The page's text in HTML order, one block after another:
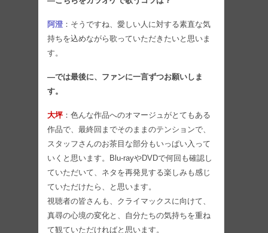
阿澄 ：そうですね、愛しい人に対する素直な気
持ちを込めながら歌っていただきたいと思いま
す。
―では最後に、ファンに一言ずつお願いしま
す。
大坪：色んな作品へのオマージュがとてもある
作品で、最終回までそのままのテンションで、
スタッフさんのお茶目な部分もいっぱい入って
いくと思います。Blu-rayやDVDで何回も確認し
ていただいて、ネタを再発見する楽しみも感じ
ていただけたら、と思います。
視聴者の皆さんも、クライマックスに向けて、
真尋の心境の変化と、自分たちの気持ちを重ね
て観ていただければと思います。